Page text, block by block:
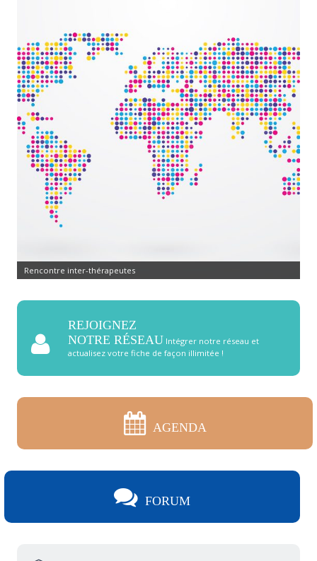
Rencontre inter-thérapeutes
REJOIGNEZ
NOTRE RÉSEAU Intégrer notre réseau et
actualisez votre fiche de façon illimitée !
AGENDA
FORUM